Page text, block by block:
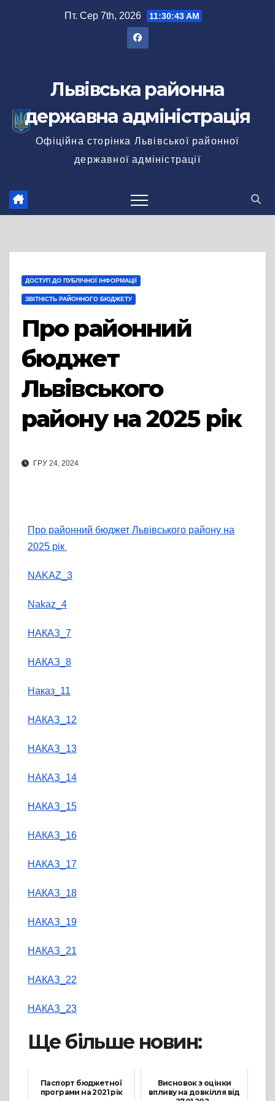
Пт. Сер 7th, 2026 11:30:44 AM
Львівська районна
державна адміністрація
Офіційна сторінка Львівської районної
державної адміністрації
ДОСТУП ДО ПУБЛІЧНОЇ ІНФОРМАЦІЇ
ЗВІТНІСТЬ РАЙОННОГО БЮДЖЕТУ
Про районний
бюджет
Львівського
району на 2025 рік
ГРУ 24, 2024
Про районний бюджет Львівського району на
2025 рік
NAKAZ_3
Nakaz_4
НАКАЗ_7
НАКАЗ_8
Наказ_11
НАКАЗ_12
НАКАЗ_13
НАКАЗ_14
НАКАЗ_15
НАКАЗ_16
НАКАЗ_17
НАКАЗ_18
НАКАЗ_19
НАКАЗ_21
НАКАЗ_22
НАКАЗ_23
Ще більше новин:
Паспорт бюджетної
програми на 2021 рік
Висновок з оцінки
впливу на довкілля від